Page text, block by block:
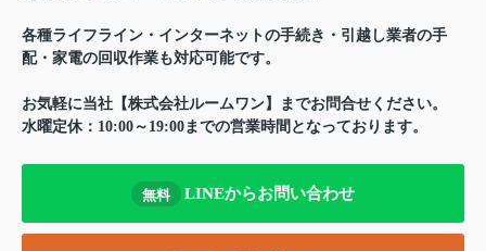
各種ライフライン・インターネットの手続き・引越し業者の手
配・家電の回収作業も対応可能です。
お気軽に当社【株式会社ルームワン】までお問合せください。
水曜定休：10:00～19:00までの営業時間となっております。
無料 LINEからお問い合わせ